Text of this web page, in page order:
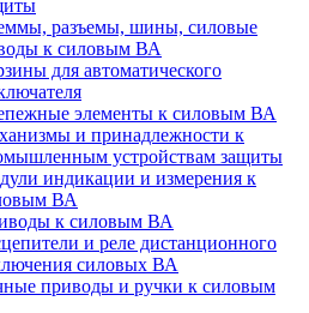
разъемы, шины, силовые
к силовым ВА
для автоматического
элементы к силовым ВА
и принадлежности к
устройствам защиты
индикации и измерения к
ВА
к силовым ВА
и реле дистанционного
силовых ВА
приводы и ручки к силовым